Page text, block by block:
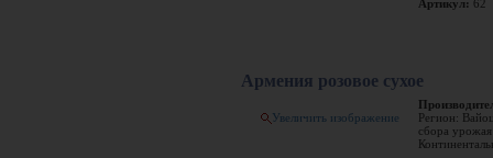
Артикул: 62
Армения розовое сухое
Увеличить изображение
Регион:
сбора